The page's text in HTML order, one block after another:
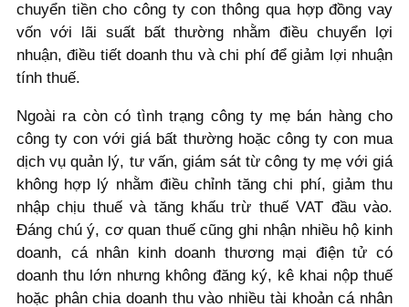
chuyển tiền cho công ty con thông qua hợp đồng vay
vốn với lãi suất bất thường nhằm điều chuyển lợi
nhuận, điều tiết doanh thu và chi phí để giảm lợi nhuận
tính thuế.
Ngoài ra còn có tình trạng công ty mẹ bán hàng cho
công ty con với giá bất thường hoặc công ty con mua
dịch vụ quản lý, tư vấn, giám sát từ công ty mẹ với giá
không hợp lý nhằm điều chỉnh tăng chi phí, giảm thu
nhập chịu thuế và tăng khấu trừ thuế VAT đầu vào.
Đáng chú ý, cơ quan thuế cũng ghi nhận nhiều hộ kinh
doanh, cá nhân kinh doanh thương mại điện tử có
doanh thu lớn nhưng không đăng ký, kê khai nộp thuế
hoặc phân chia doanh thu vào nhiều tài khoản cá nhân